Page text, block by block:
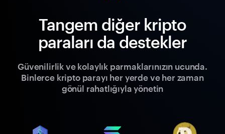
Tangem diğer kripto
paraları da destekler
Güvenilirlik ve kolaylık parmaklarınızın ucunda.
Binlerce kripto parayı her yerde ve her zaman
gönül rahatlığıyla yönetin